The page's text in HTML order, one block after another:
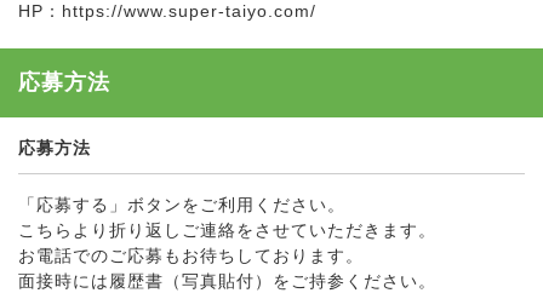
HP：https://www.super-taiyo.com/
応募方法
応募方法
「応募する」ボタンをご利用ください。
こちらより折り返しご連絡をさせていただきます。
お電話でのご応募もお待ちしております。
面接時には履歴書（写真貼付）をご持参ください。